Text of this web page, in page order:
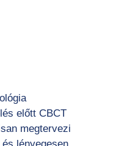
előtt CBCT
megtervezi